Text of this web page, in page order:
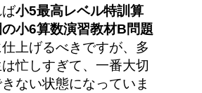
小5最高レベル特訓算
小6算数演習教材B問題
上げるべきですが、多
は忙しすぎて、一番大切
ない状態になっていま